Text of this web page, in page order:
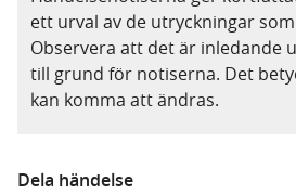
ett urval av de utryckningar
Observera att det är inledande
till grund för notiserna. Det
kan komma att ändras.
Dela händelse